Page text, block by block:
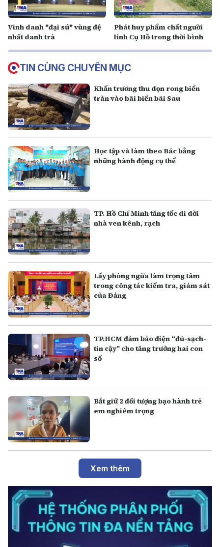
Vinh danh "đại sứ" vùng đệ
nhất danh trà
Phát huy phẩm chất người
lính Cụ Hồ trong thời bình
TIN CÙNG CHUYÊN MỤC
Khẩn trương thu dọn rong biển
tràn vào bãi biển bãi Sau
Học tập và làm theo Bác bằng
những hành động cụ thể
TP. Hồ Chí Minh tăng tốc di dời
nhà ven kênh, rạch
Lấy phòng ngừa làm trọng tâm
trong công tác kiểm tra, giám sát
của Đảng
TP.HCM đảm bảo điện “đủ-sạch-
tin cậy” cho tăng trưởng hai con
số
Bắt giữ 2 đối tượng bạo hành trẻ
em nghiêm trọng
Xem thêm